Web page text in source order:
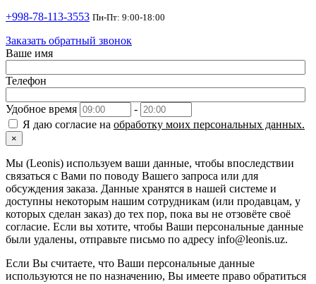
+998-78-113-3553 Пн-Пт: 9:00-18:00
Заказать обратный звонок
Ваше имя
Телефон
Удобное время
-
Я даю согласие на обработку моих персональных данных.
×
Мы (Leonis) используем ваши данные, чтобы впоследствии
связаться с Вами по поводу Вашего запроса или для
обсуждения заказа. Данные хранятся в нашей системе и
доступны некоторым нашим сотрудникам (или продавцам, у
которых сделан заказ) до тех пор, пока вы не отзовёте своё
согласие. Если вы хотите, чтобы Ваши персональные данные
были удалены, отправьте письмо по адресу info@leonis.uz.
Если Вы считаете, что Ваши персональные данные
используются не по назначению, Вы имеете право обратиться